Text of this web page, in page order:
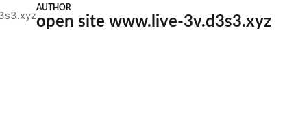
AUTHOR
open site www.live-3v.d3s3.xyz